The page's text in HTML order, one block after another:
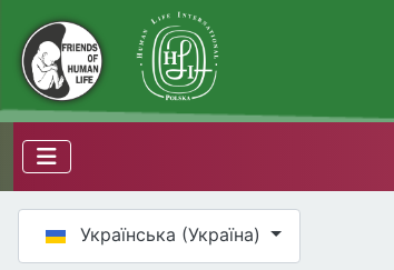
Оберіть свою мову
Українська (Україна)